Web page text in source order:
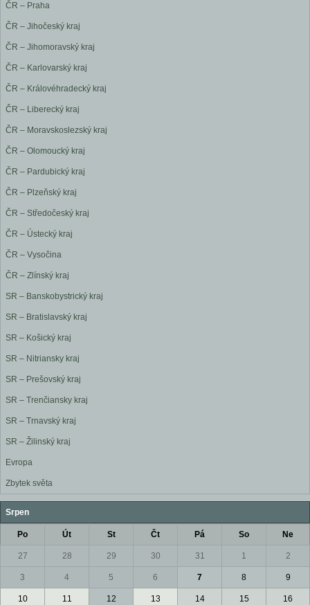
ČR – Praha
ČR – Jihočeský kraj
ČR – Jihomoravský kraj
ČR – Karlovarský kraj
ČR – Královéhradecký kraj
ČR – Liberecký kraj
ČR – Moravskoslezský kraj
ČR – Olomoucký kraj
ČR – Pardubický kraj
ČR – Plzeňský kraj
ČR – Středočeský kraj
ČR – Ústecký kraj
ČR – Vysočina
ČR – Zlínský kraj
SR – Banskobystrický kraj
SR – Bratislavský kraj
SR – Košický kraj
SR – Nitriansky kraj
SR – Prešovský kraj
SR – Trenčiansky kraj
SR – Trnavský kraj
SR – Žilinský kraj
Evropa
Zbytek světa
Srpen
Po Út St Čt Pá So Ne
27 28 29 30 31 1 2
3 4 5 6 7 8 9
10 11 12 13 14 15 16